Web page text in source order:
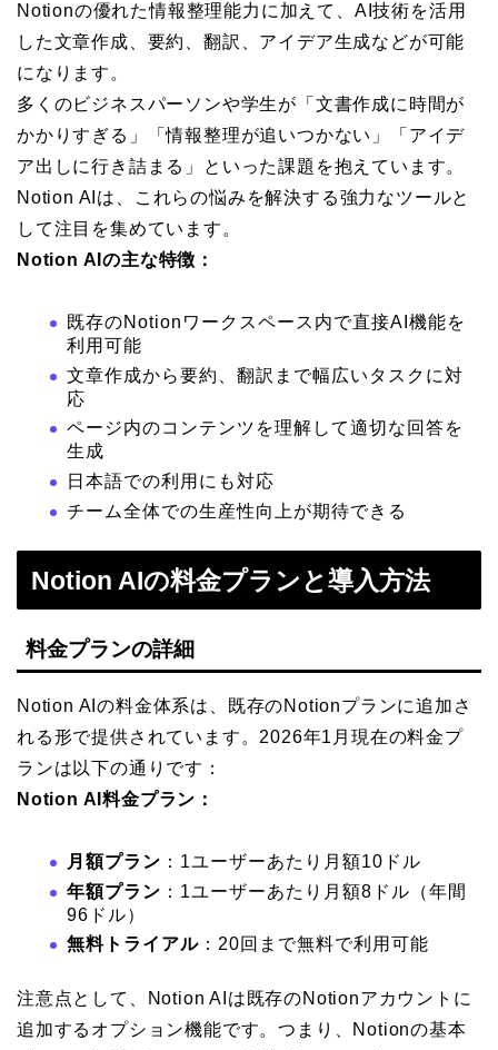
Notionの優れた情報整理能力に加えて、AI技術を活用
した文章作成、要約、翻訳、アイデア生成などが可能
になります。
多くのビジネスパーソンや学生が「文書作成に時間が
かかりすぎる」「情報整理が追いつかない」「アイデ
ア出しに行き詰まる」といった課題を抱えています。
Notion AIは、これらの悩みを解決する強力なツールと
して注目を集めています。
Notion AIの主な特徴：
既存のNotionワークスペース内で直接AI機能を
利用可能
文章作成から要約、翻訳まで幅広いタスクに対
応
ページ内のコンテンツを理解して適切な回答を
生成
日本語での利用にも対応
チーム全体での生産性向上が期待できる
Notion AIの料金プランと導入方法
料金プランの詳細
Notion AIの料金体系は、既存のNotionプランに追加さ
れる形で提供されています。2026年1月現在の料金プ
ランは以下の通りです：
Notion AI料金プラン：
月額プラン ：1ユーザーあたり月額10ドル
年額プラン ：1ユーザーあたり月額8ドル（年間
96ドル）
無料トライアル ：20回まで無料で利用可能
注意点として、Notion AIは既存のNotionアカウントに
追加するオプション機能です。つまり、Notionの基本